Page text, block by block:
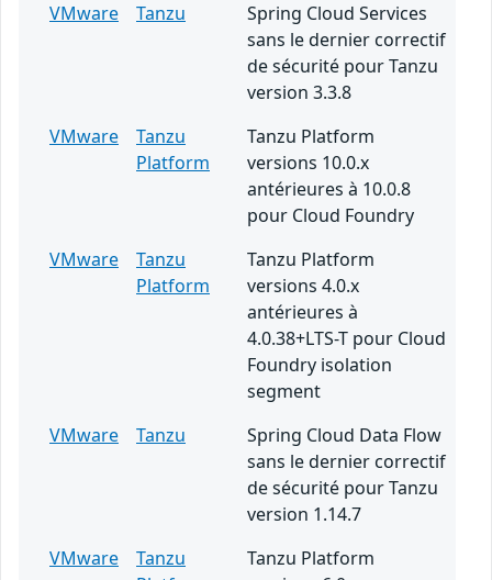
VMware
Tanzu
Spring Cloud Services
sans le dernier correctif
de sécurité pour Tanzu
version 3.3.8
VMware
Tanzu
Platform
Tanzu Platform
versions 10.0.x
antérieures à 10.0.8
pour Cloud Foundry
VMware
Tanzu
Platform
Tanzu Platform
versions 4.0.x
antérieures à
4.0.38+LTS-T pour Cloud
Foundry isolation
segment
VMware
Tanzu
Spring Cloud Data Flow
sans le dernier correctif
de sécurité pour Tanzu
version 1.14.7
VMware
Tanzu
Tanzu Platform